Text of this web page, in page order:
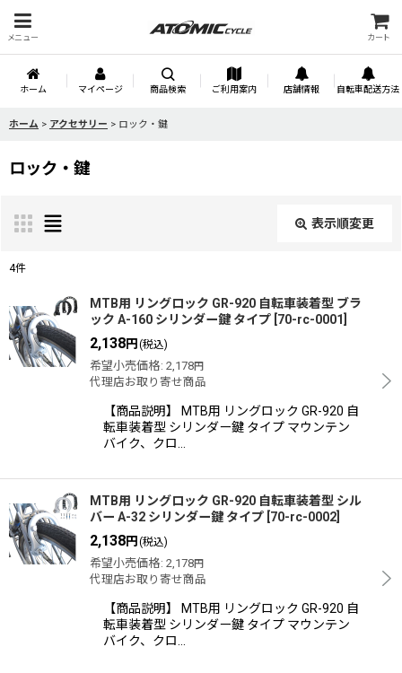
メニュー カート
ホーム マイページ 商品検索 ご利用案内 店舗情報 自転車配送方法
ホーム > アクセサリー > ロック・鍵
ロック・鍵
表示順変更
表示数:
並び順:
絞り込む
4件
MTB用 リングロック GR-920 自転車装着型 ブラ
ック A-160 シリンダー鍵 タイプ 70-rc-0001
2,138円 (税込)
希望小売価格: 2,178円
代理店お取り寄せ商品
【商品説明】 MTB用 リングロック GR-920 自
転車装着型 シリンダー鍵 タイプ マウンテン
バイク、クロ…
MTB用 リングロック GR-920 自転車装着型 シル
バー A-32 シリンダー鍵 タイプ 70-rc-0002
2,138円 (税込)
希望小売価格: 2,178円
代理店お取り寄せ商品
【商品説明】 MTB用 リングロック GR-920 自
転車装着型 シリンダー鍵 タイプ マウンテン
バイク、クロ…